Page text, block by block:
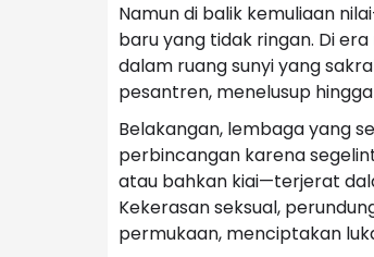
Namun di balik kemuliaan
baru yang tidak ringan. Di
dalam ruang sunyi yang
pesantren, menelusup
Belakangan, lembaga yang
perbincangan karena
atau bahkan kiai—terjerat
Kekerasan seksual,
permukaan, menciptakan